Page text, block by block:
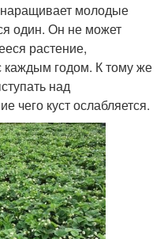
молодые
один. Он не может
растение,
каждым годом. К тому же
над
чего куст ослабляется.